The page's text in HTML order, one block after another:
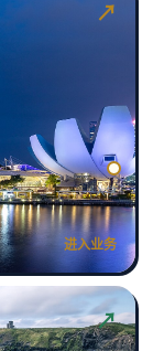
↗
入学
进入业务
↗